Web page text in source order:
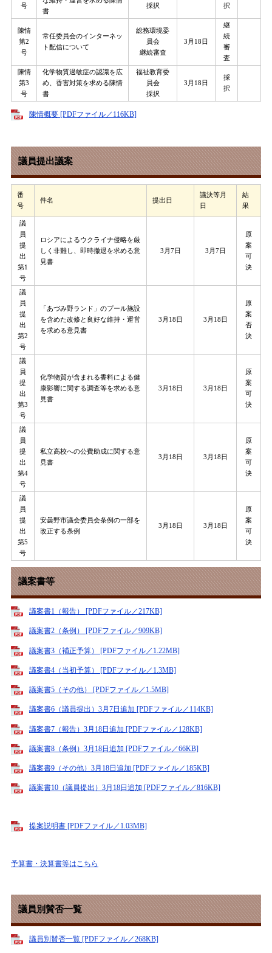
号
書
採択
択
陳情
第2
号
常任委員会のインターネッ
ト配信について
総務環境委
員会
継続審査
3月18日
継
続
審
査
陳情
第3
号
化学物質過敏症の認識を広
め、香害対策を求める陳情
書
福祉教育委
員会
採択
3月18日
採
択
陳情概要 [PDFファイル／116KB]
議員提出議案
番
号
件名 提出日
議決等月
日
結
果
議
員
提
出
第1
号
ロシアによるウクライナ侵略を厳
しく非難し、即時撤退を求める意
見書
3月7日 3月7日
原
案
可
決
議
員
提
出
第2
号
「あづみ野ランド」のプール施設
を含めた改修と良好な維持・運営
を求める意見書
3月18日 3月18日
原
案
否
決
議
員
提
出
第3
号
化学物質が含まれる香料による健
康影響に関する調査等を求める意
見書
3月18日 3月18日
原
案
可
決
議
員
提
出
第4
号
私立高校への公費助成に関する意
見書
3月18日 3月18日
原
案
可
決
議
員
提
出
第5
号
安曇野市議会委員会条例の一部を
改正する条例
3月18日 3月18日
原
案
可
決
議案書等
議案書1（報告） [PDFファイル／217KB]
議案書2（条例） [PDFファイル／909KB]
議案書3（補正予算） [PDFファイル／1.22MB]
議案書4（当初予算） [PDFファイル／1.3MB]
議案書5（その他） [PDFファイル／1.5MB]
議案書6（議員提出）3月7日追加 [PDFファイル／114KB]
議案書7（報告）3月18日追加 [PDFファイル／128KB]
議案書8（条例）3月18日追加 [PDFファイル／66KB]
議案書9（その他）3月18日追加 [PDFファイル／185KB]
議案書10（議員提出）3月18日追加 [PDFファイル／816KB]
提案説明書 [PDFファイル／1.03MB]
予算書・決算書等はこちら
議員別賛否一覧
議員別賛否一覧 [PDFファイル／268KB]